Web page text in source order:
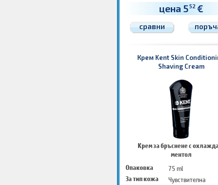
цена 552 €
сравни
Крем Kent Skin
Shaving Cream
Крем за бръснене с
ментол
Опаковка
75 ml
За тип кожа
Чувствителна